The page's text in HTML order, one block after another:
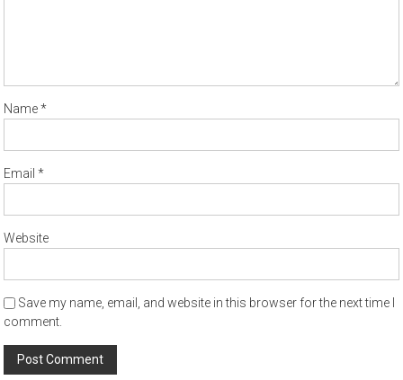
Name*
Email*
Website
Save my name, email, and website in this browser for the next time I
comment.